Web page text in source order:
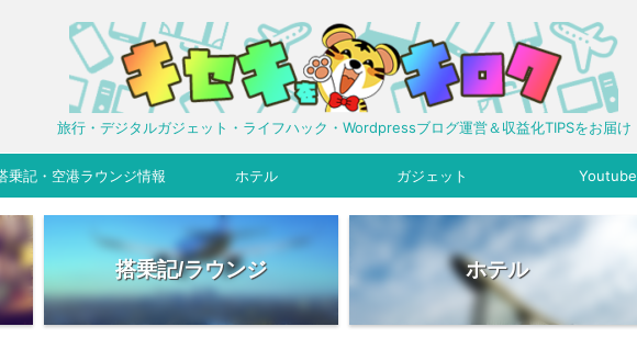
旅行・デジタルガジェット・ライフハック・Wordpressブログ運営＆収益化TIPSをお届け
乗記・空港ラウンジ情報 ホテル ガジェット Youtube
搭乗記/ラウンジ ホテル